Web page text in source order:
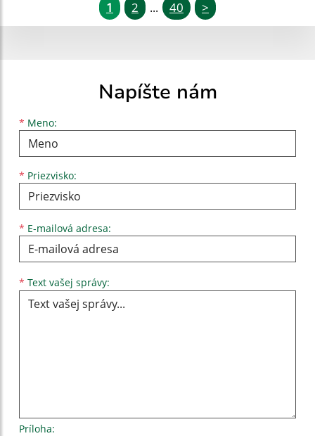
1 2 ... 40 >
Napíšte nám
* Meno:
Meno
* Priezvisko:
Priezvisko
* E-mailová adresa:
E-mailová adresa
* Text vašej správy:
Príloha: